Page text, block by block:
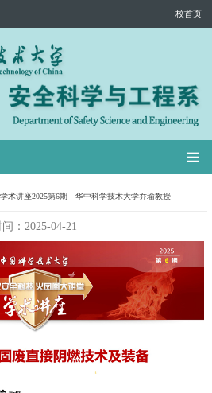
校首页
术讲座2025第6期—华中科学技术大学乔瑜教授
间：2025-04-21